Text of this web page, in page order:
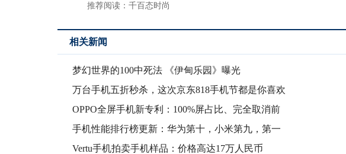
推荐阅读： 千百态时尚
相关新闻
梦幻世界的100中死法 《伊甸乐园》曝光
万台手机五折秒杀，这次京东818手机节都是你喜欢
的
OPPO全屏手机新专利：100%屏占比、完全取消前
摄
手机性能排行榜更新：华为第十，小米第九，第一
至今无人
Vertu手机拍卖手机样品：价格高达17万人民币